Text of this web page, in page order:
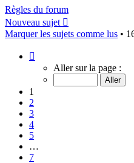
Règles du forum
Nouveau sujet
Marquer les sujets comme lus •
sur
Aller sur la page :
1
2
3
4
5
…
7